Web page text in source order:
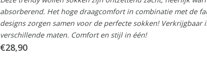
absorberend. Het hoge draagcomfort in combinatie met de
designs zorgen samen voor de perfecte sokken! Verkrijgbaar
verschillende maten. Comfort en stijl in één!
€28,90